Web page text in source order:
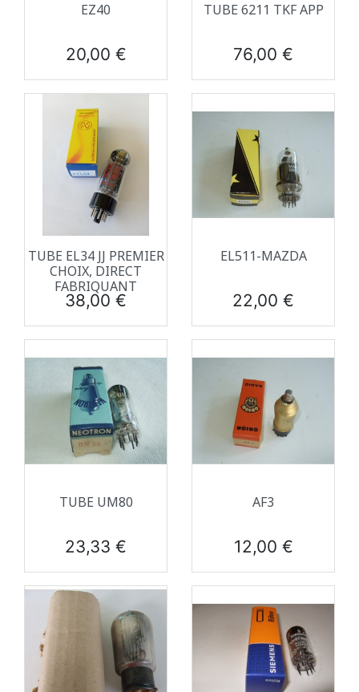
EZ40
Prix
20,00 €
TUBE 6211 TKF APP
Prix
76,00 €
TUBE EL34 JJ PREMIER
CHOIX, DIRECT
FABRIQUANT
Prix
38,00 €
EL511-MAZDA
Prix
22,00 €
TUBE UM80
Prix
23,33 €
AF3
Prix
12,00 €